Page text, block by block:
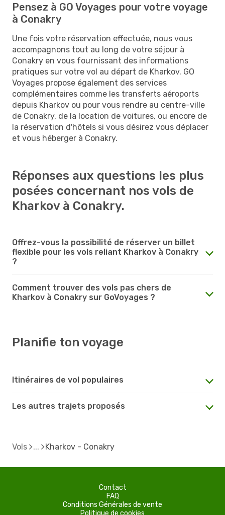
Pensez à GO Voyages pour votre voyage
à Conakry
Une fois votre réservation effectuée, nous vous
accompagnons tout au long de votre séjour à
Conakry en vous fournissant des informations
pratiques sur votre vol au départ de Kharkov. GO
Voyages propose également des services
complémentaires comme les transferts aéroports
depuis Kharkov ou pour vous rendre au centre-ville
de Conakry, de la location de voitures, ou encore de
la réservation d'hôtels si vous désirez vous déplacer
et vous héberger à Conakry.
Réponses aux questions les plus
posées concernant nos vols de
Kharkov à Conakry.
Offrez-vous la possibilité de réserver un billet
flexible pour les vols reliant Kharkov à Conakry
?
Comment trouver des vols pas chers de
Kharkov à Conakry sur GoVoyages ?
Planifie ton voyage
Itinéraires de vol populaires
Les autres trajets proposés
Vols Kharkov - Conakry
Contact
FAQ
Conditions Générales de vente
Politique de cookies